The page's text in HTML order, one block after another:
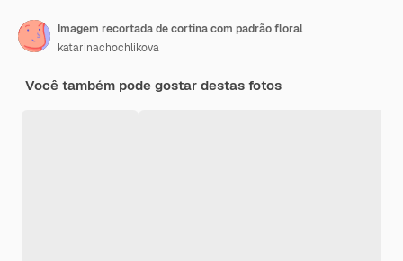
Imagem recortada de cortina com padrão floral
katarinachochlikova
Você também pode gostar destas fotos